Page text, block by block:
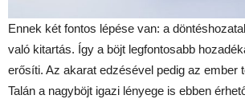
Ennek két fontos lépése van: a
való kitartás. Így a böjt legfontosabb
erősíti. Az akarat edzésével pedig az ember
Talán a nagyböjt igazi lényege is ebben